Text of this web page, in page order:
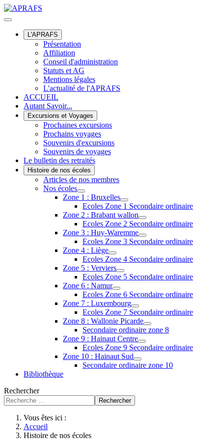
L'APRAFS
Présentation
Affiliation
Conseil d'administration
Statuts et AG
Mentions légales
L'actualité de l'APRAFS
ACCUEIL
Autant Savoir...
Excursions et Voyages
Prochaines excursions
Prochains voyages
Souvenirs d'excursions
Souvenirs de voyages
Le bulletin des retraités
Histoire de nos écoles
Articles de nos membres
Nos écoles
Zone 1 : Bruxelles
Ecoles Zone 1 Secondaire ordinaire
Zone 2 : Brabant wallon
Ecoles Zone 2 Secondaire ordinaire
Zone 3 : Huy-Waremme
Ecoles Zone 3 Secondaire ordinaire
Zone 4 : Liège
Ecoles Zone 4 Secondaire ordinaire
Zone 5 : Verviers
Ecoles Zone 5 Secondaire ordinaire
Zone 6 : Namur
Ecoles Zone 6 Secondaire ordinaire
Zone 7 : Luxembourg
Ecoles Zone 7 Secondaire ordinaire
Zone 8 : Wallonie Picarde
Secondaire ordinaire zone 8
Zone 9 : Hainaut Centre
Ecoles Zone 9 Secondaire ordinaire
Zone 10 : Hainaut Sud
Secondaire ordinaire zone 10
Bibliothèque
Rechercher
Rechercher
Vous êtes ici :
Accueil
Histoire de nos écoles